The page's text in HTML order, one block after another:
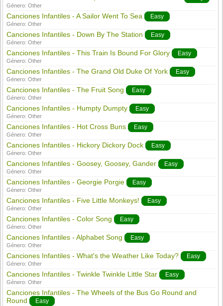
Género:Other
Canciones Infantiles - A Sailor Went To Sea Easy
Género:Other
Canciones Infantiles - Down By The Station Easy
Género:Other
Canciones Infantiles - This Train Is Bound For Glory Easy
Género:Other
Canciones Infantiles - The Grand Old Duke Of York Easy
Género:Other
Canciones Infantiles - The Fruit Song Easy
Género:Other
Canciones Infantiles - Humpty Dumpty Easy
Género:Other
Canciones Infantiles - Hot Cross Buns Easy
Género:Other
Canciones Infantiles - Hickory Dickory Dock Easy
Género:Other
Canciones Infantiles - Goosey, Goosey, Gander Easy
Género:Other
Canciones Infantiles - Georgie Porgie Easy
Género:Other
Canciones Infantiles - Five Little Monkeys! Easy
Género:Other
Canciones Infantiles - Color Song Easy
Género:Other
Canciones Infantiles - Alphabet Song Easy
Género:Other
Canciones Infantiles - What's the Weather Like Today? Easy
Género:Other
Canciones Infantiles - Twinkle Twinkle Little Star Easy
Género:Other
Canciones Infantiles - The Wheels of the Bus Go Round and
Round
Easy